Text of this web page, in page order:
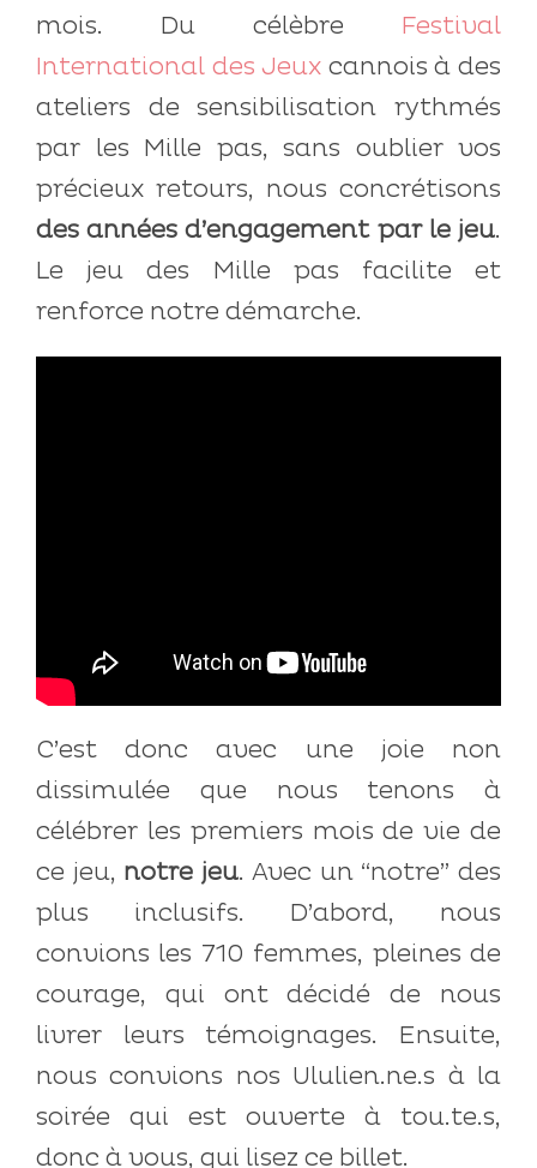
mois. Du célèbre Festival
International des Jeux cannois à des
ateliers de sensibilisation rythmés
par les Mille pas, sans oublier vos
précieux retours, nous concrétisons
des années d’engagement par le jeu.
Le jeu des Mille pas facilite et
renforce notre démarche.
C’est donc avec une joie non
dissimulée que nous tenons à
célébrer les premiers mois de vie de
ce jeu, notre jeu. Avec un “notre” des
plus inclusifs. D’abord, nous
convions les 710 femmes, pleines de
courage, qui ont décidé de nous
livrer leurs témoignages. Ensuite,
nous convions nos Ululien.ne.s à la
soirée qui est ouverte à tou.te.s,
donc à vous, qui lisez ce billet.